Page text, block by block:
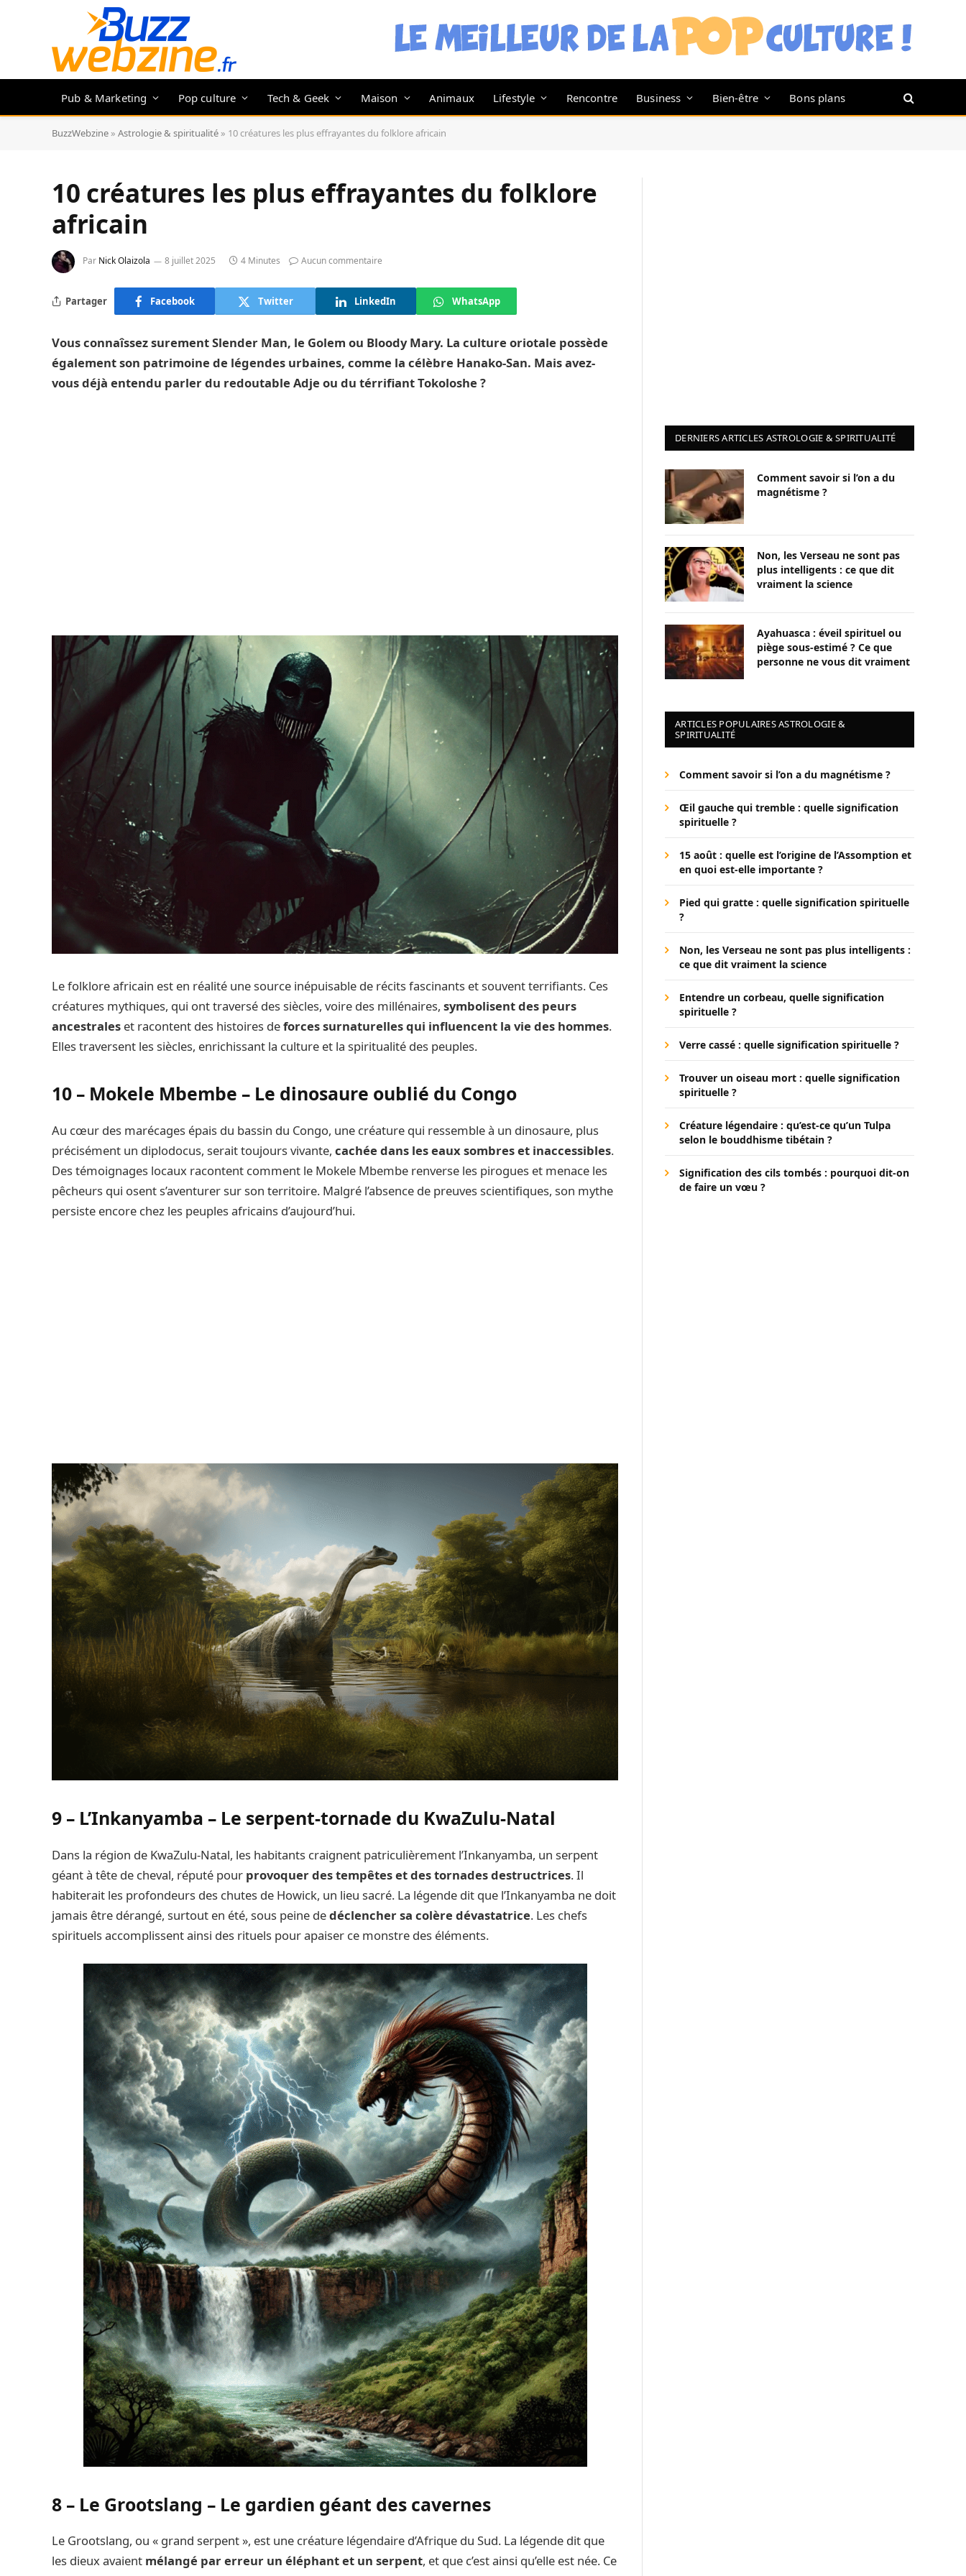
Pub & Marketing Pop culture Tech & Geek Maison Animaux Lifestyle Rencontre Business Bien-être Bons plans
BuzzWebzine » Astrologie & spiritualité » 10 créatures les plus effrayantes du folklore africain
10 créatures les plus effrayantes du folklore
africain
Par Nick Olaizola 8 juillet 2025 4 Minutes Aucun commentaire
Partager Facebook Twitter LinkedIn WhatsApp
Vous connaîssez surement Slender Man, le Golem ou Bloody Mary. La culture oriotale possède
également son patrimoine de légendes urbaines, comme la célèbre Hanako-San. Mais avez-
vous déjà entendu parler du redoutable Adje ou du térrifiant Tokoloshe ?
Le folklore africain est en réalité une source inépuisable de récits fascinants et souvent terrifiants. Ces
créatures mythiques, qui ont traversé des siècles, voire des millénaires, symbolisent des peurs
ancestrales et racontent des histoires deforces surnaturelles qui influencent la vie des hommes.
Elles traversent les siècles, enrichissant la culture et la spiritualité des peuples.
10 – Mokele Mbembe – Le dinosaure oublié du Congo
Au cœur des marécages épais du bassin du Congo, une créature qui ressemble à un dinosaure, plus
précisément un diplodocus, serait toujours vivante, cachée dans les eaux sombres et inaccessibles.
Des témoignages locaux racontent comment le Mokele Mbembe renverse les pirogues et menace les
pêcheurs qui osent s’aventurer sur son territoire. Malgré l’absence de preuves scientifiques, son mythe
persiste encore chez les peuples africains d’aujourd’hui.
9 – L’Inkanyamba – Le serpent-tornade du KwaZulu-Natal
Dans la région de KwaZulu-Natal, les habitants craignent patriculièrement l’Inkanyamba, un serpent
géant à tête de cheval, réputé pour provoquer des tempêtes et des tornades destructrices. Il
habiterait les profondeurs des chutes de Howick, un lieu sacré. La légende dit que l’Inkanyamba ne doit
jamais être dérangé, surtout en été, sous peine dedéclencher sa colère dévastatrice. Les chefs
spirituels accomplissent ainsi des rituels pour apaiser ce monstre des éléments.
8 – Le Grootslang – Le gardien géant des cavernes
Le Grootslang, ou « grand serpent », est une créature légendaire d’Afrique du Sud. La légende dit que
les dieux avaient mélangé par erreur un éléphant et un serpent, et que c’est ainsi qu’elle est née. Ce
DERNIERS ARTICLES ASTROLOGIE & SPIRITUALITÉ
Comment savoir si l’on a du
magnétisme ?
Non, les Verseau ne sont pas
plus intelligents : ce que dit
vraiment la science
Ayahuasca : éveil spirituel ou
piège sous-estimé ? Ce que
personne ne vous dit vraiment
ARTICLES POPULAIRES ASTROLOGIE &
SPIRITUALITÉ
Comment savoir si l’on a du magnétisme ?
Œil gauche qui tremble : quelle signification
spirituelle ?
15 août : quelle est l’origine de l’Assomption et
en quoi est-elle importante ?
Pied qui gratte : quelle signification spirituelle
?
Non, les Verseau ne sont pas plus intelligents :
ce que dit vraiment la science
Entendre un corbeau, quelle signification
spirituelle ?
Verre cassé : quelle signification spirituelle ?
Trouver un oiseau mort : quelle signification
spirituelle ?
Créature légendaire : qu’est-ce qu’un Tulpa
selon le bouddhisme tibétain ?
Signification des cils tombés : pourquoi dit-on
de faire un vœu ?